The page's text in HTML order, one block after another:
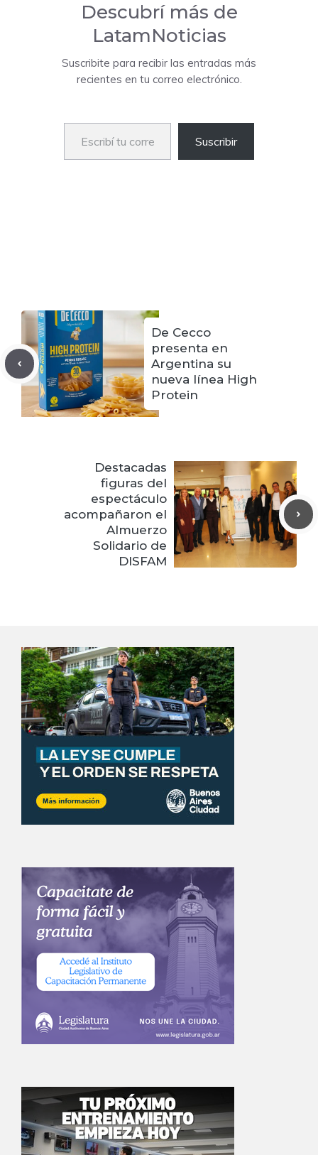
Descubrí más de
LatamNoticias
Suscribite para recibir las entradas más
recientes en tu correo electrónico.
Escribí tu correo electrónico…
Suscribir
De Cecco
presenta en
Argentina su
nueva línea High
Protein
Destacadas
figuras del
espectáculo
acompañaron el
Almuerzo
Solidario de
DISFAM